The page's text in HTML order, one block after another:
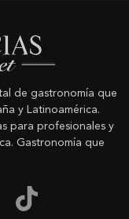
de gastronomía que
y Latinoamérica.
para profesionales y
Gastronomía que